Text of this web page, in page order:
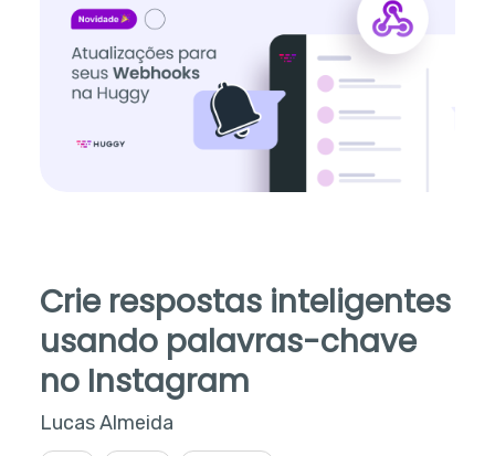
Crie respostas inteligentes
usando palavras-chave
no Instagram
Lucas Almeida